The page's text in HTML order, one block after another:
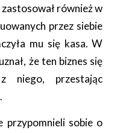
również w
przez siebie
mu się kasa. W
że ten biznes się
niego, przestając
przypomnieli sobie o